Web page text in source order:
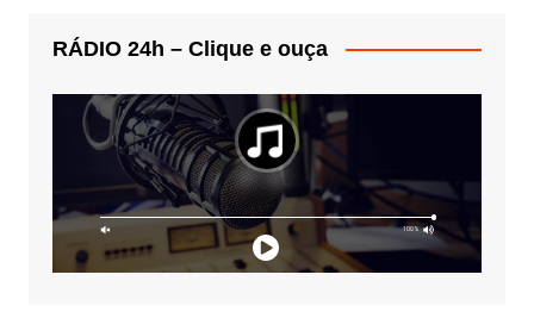
RÁDIO 24h – Clique e ouça